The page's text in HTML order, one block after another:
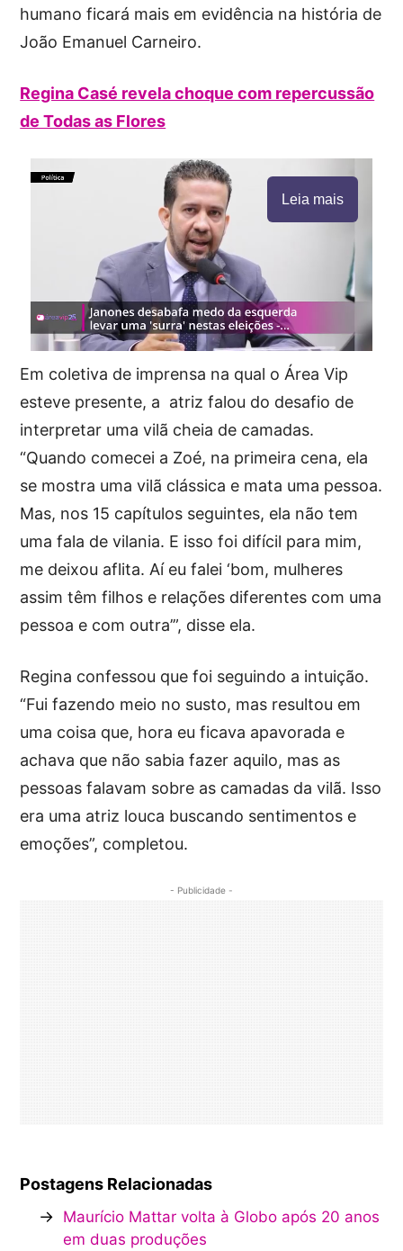
humano ficará mais em evidência na história de
João Emanuel Carneiro.
Regina Casé revela choque com repercussão
de Todas as Flores
Leia mais
Em coletiva de imprensa na qual o Área Vip
esteve presente, a atriz falou do desafio de
interpretar uma vilã cheia de camadas.
“Quando comecei a Zoé, na primeira cena, ela
se mostra uma vilã clássica e mata uma pessoa.
Mas, nos 15 capítulos seguintes, ela não tem
uma fala de vilania. E isso foi difícil para mim,
me deixou aflita. Aí eu falei ‘bom, mulheres
assim têm filhos e relações diferentes com uma
pessoa e com outra’”, disse ela.
Regina confessou que foi seguindo a intuição.
“Fui fazendo meio no susto, mas resultou em
uma coisa que, hora eu ficava apavorada e
achava que não sabia fazer aquilo, mas as
pessoas falavam sobre as camadas da vilã. Isso
era uma atriz louca buscando sentimentos e
emoções”, completou.
- Publicidade -
Postagens Relacionadas
→ Maurício Mattar volta à Globo após 20 anos
em duas produções